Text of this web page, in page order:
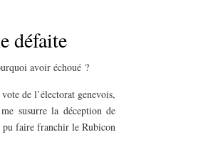
défaite
avoir échoué ?
de l’électorat genevois,
susurre la déception de
pu faire franchir le Rubicon